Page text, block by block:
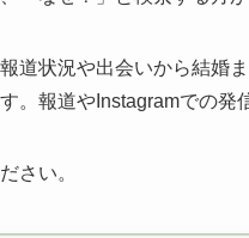
道状況や出会いから結婚
。報道やInstagramでの発
さい。